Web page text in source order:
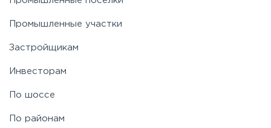
Промышленные участки
Застройщикам
Инвесторам
По шоссе
По районам